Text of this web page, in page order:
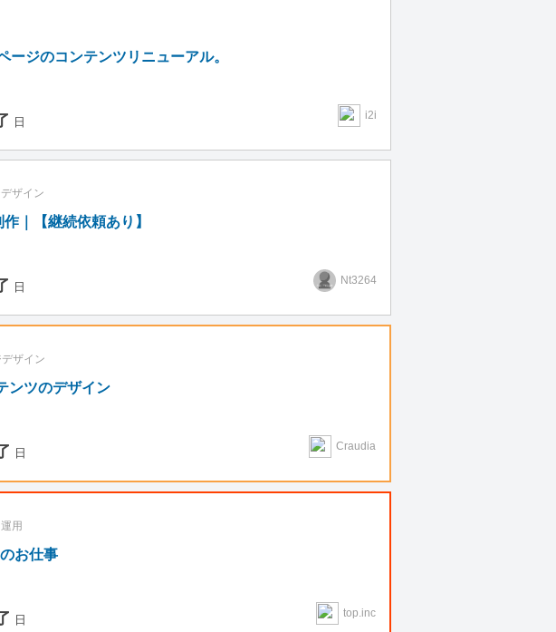
ージのコンテンツリニューアル。
日 i2i
ザイン
｜【継続依頼あり】
日 Nt3264
ザイン
ンツのデザイン
日 Craudia
用
お仕事
日 top.inc